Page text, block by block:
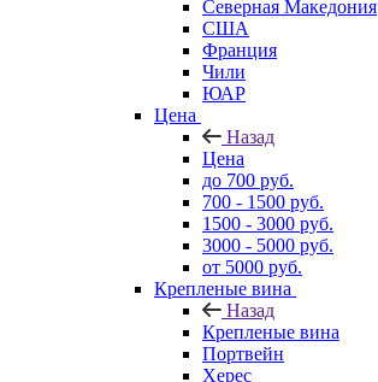
Северная Македония
США
Франция
Чили
ЮАР
Цена
Назад
Цена
до 700 руб.
700 - 1500 руб.
1500 - 3000 руб.
3000 - 5000 руб.
от 5000 руб.
Крепленые вина
Назад
Крепленые вина
Портвейн
Херес